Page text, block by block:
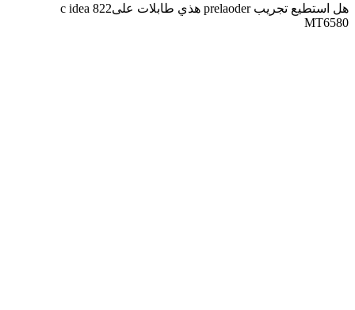
هل استطيع تجريب prelaoder هذي طابلات علىc idea 822
MT6580